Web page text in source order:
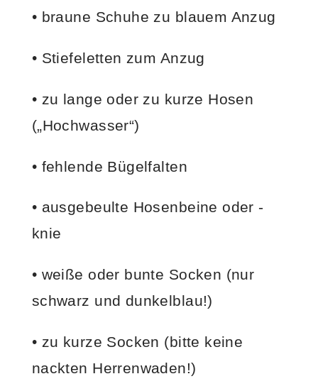
• braune Schuhe zu blauem Anzug
• Stiefeletten zum Anzug
• zu lange oder zu kurze Hosen
(„Hochwasser“)
• fehlende Bügelfalten
• ausgebeulte Hosenbeine oder -
knie
• weiße oder bunte Socken (nur
schwarz und dunkelblau!)
• zu kurze Socken (bitte keine
nackten Herrenwaden!)